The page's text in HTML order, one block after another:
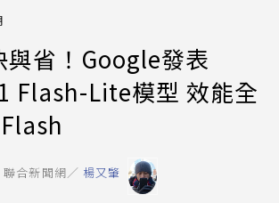
與省！Google發表
Flash-Lite模型 效能全
聯合新聞網／ 楊又肇